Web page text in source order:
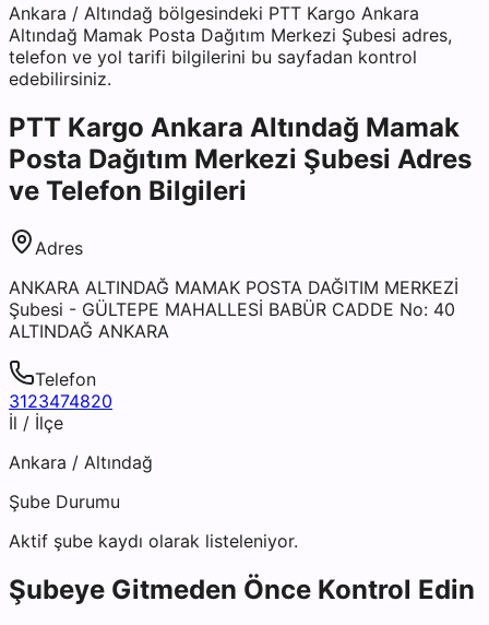
Ankara / Altındağ bölgesindeki PTT Kargo Ankara
Altındağ Mamak Posta Dağıtım Merkezi Şubesi adres,
telefon ve yol tarifi bilgilerini bu sayfadan kontrol
edebilirsiniz.
PTT Kargo Ankara Altındağ Mamak
Posta Dağıtım Merkezi Şubesi Adres
ve Telefon Bilgileri
Adres
ANKARA ALTINDAĞ MAMAK POSTA DAĞITIM MERKEZİ
Şubesi - GÜLTEPE MAHALLESİ BABÜR CADDE No: 40
ALTINDAĞ ANKARA
Telefon
3123474820
İl / İlçe
Ankara / Altındağ
Şube Durumu
Aktif şube kaydı olarak listeleniyor.
Şubeye Gitmeden Önce Kontrol Edin